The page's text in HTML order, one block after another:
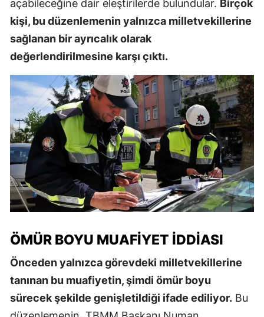
açabileceğine dair eleştirilerde bulundular. Birçok
kişi, bu düzenlemenin yalnızca milletvekillerine
sağlanan bir ayrıcalık olarak
değerlendirilmesine karşı çıktı.
ÖMÜR BOYU MUAFIYET İDDIASI
Önceden yalnızca görevdeki milletvekillerine
tanınan bu muafiyetin, şimdi ömür boyu
sürecek şekilde genişletildiği ifade ediliyor. Bu